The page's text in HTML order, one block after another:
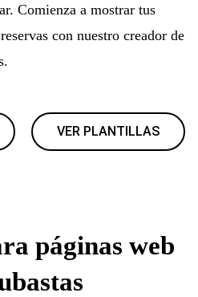
Comienza a mostrar tus
con nuestro creador de
VER PLANTILLAS
páginas web